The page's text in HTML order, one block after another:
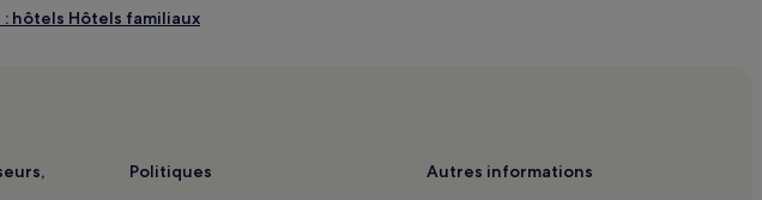
: hôtels Hôtels familiaux
: hôtels Hôtels pas chers
Politiques Autres informations